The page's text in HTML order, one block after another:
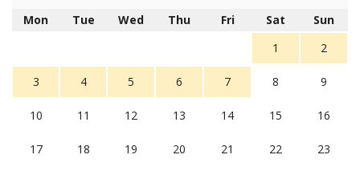
Mon Tue Wed Thu Fri Sat
Sun
1
2
3 4 5 6 7 8 9
10 11 12 13 14 15 16
17 18 19 20 21 22 23